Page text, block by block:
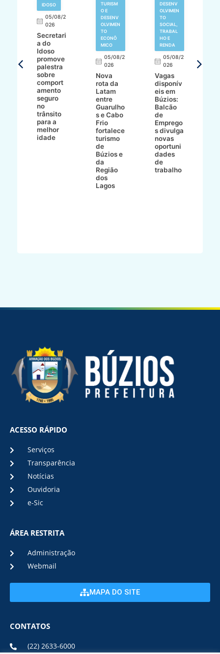
IDOSO
05/08/2
026
Secretari
a do
Idoso
promove
palestra
sobre
comport
amento
seguro
no
trânsito
para a
melhor
idade
TURISM
O E
DESENV
OLVIMEN
TO
ECONÔ
MICO
05/08/2
026
Nova
rota da
Latam
entre
Guarulho
s e Cabo
Frio
fortalece
turismo
de
Búzios e
da
Região
dos
Lagos
DESENV
OLVIMEN
TO
SOCIAL,
TRABAL
HO E
RENDA
05/08/2
026
Vagas
disponív
eis em
Búzios:
Balcão
de
Emprego
s divulga
novas
oportuni
dades
de
trabalho
ACESSO RÁPIDO
Serviços
Transparência
Notícias
Ouvidoria
e-Sic
ÁREA RESTRITA
Administração
Webmail
MAPA DO SITE
CONTATOS
(22) 2633-6000